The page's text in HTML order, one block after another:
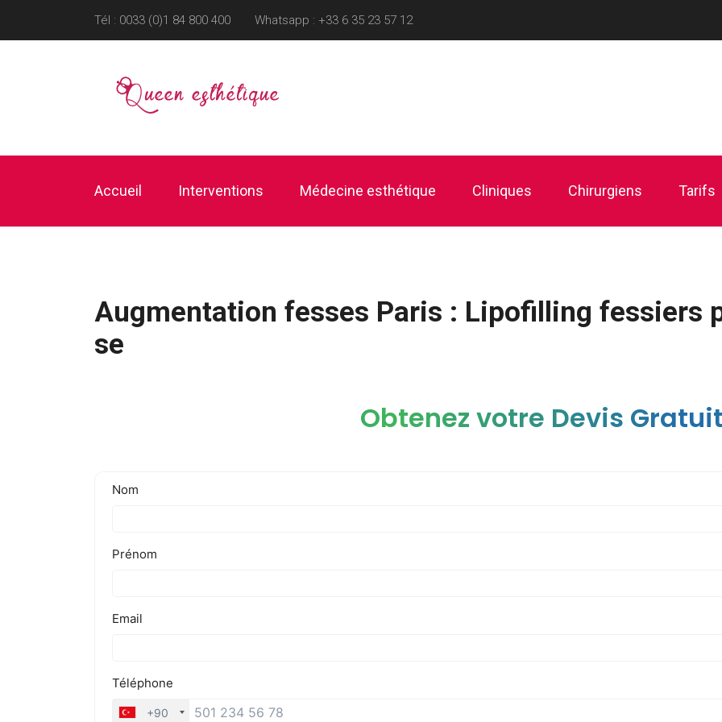
Tél : 0033 (0)1 84 800 400 Whatsapp : +33 6 35 23 57 12
Accueil Interventions Médecine esthétique Cliniques Chirurgiens Tarifs
Augmentation fesses Paris : Lipofilling fessiers
se
Obtenez votre Devis